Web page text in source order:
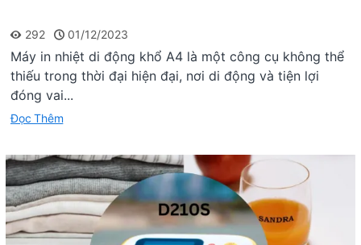
292 01/12/2023
Máy in nhiệt di động khổ A4 là một công cụ không thể
thiếu trong thời đại hiện đại, nơi di động và tiện lợi
đóng vai...
Đọc Thêm